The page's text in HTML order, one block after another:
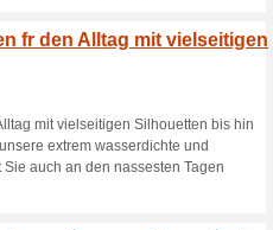
Ihrem
Kauf .